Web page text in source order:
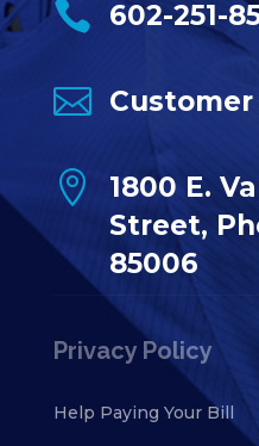
 602-251-
 Customer

1800 E.
Street,
85006
Privacy Policy
Help Paying Your Bill